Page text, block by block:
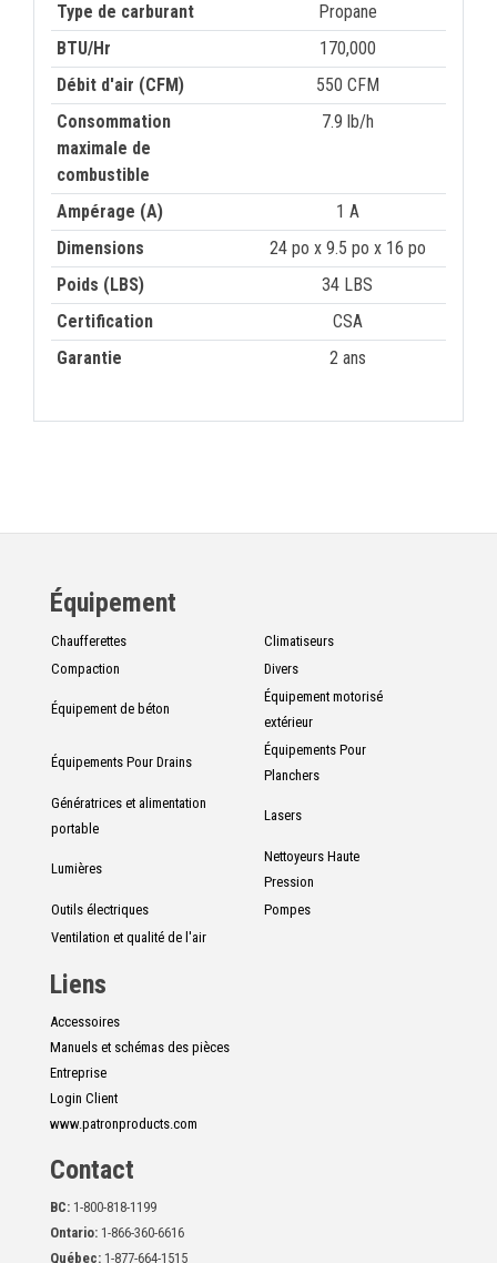
Type de carburant
Propane
BTU/Hr
170,000
Débit d'air (CFM)
550 CFM
Consommation
maximale de
combustible
7.9 lb/h
Ampérage (A)
1 A
Dimensions
24 po x 9.5 po x 16 po
Poids (LBS)
34 LBS
Certification
CSA
Garantie
2 ans
Équipement
Chaufferettes
Climatiseurs
Compaction
Divers
Équipement de béton
Équipement motorisé
extérieur
Équipements Pour Drains
Équipements Pour
Planchers
Génératrices et alimentation
portable
Lasers
Lumières
Nettoyeurs Haute
Pression
Outils électriques
Pompes
Ventilation et qualité de l'air
Liens
Accessoires
Manuels et schémas des pièces
Entreprise
Login Client
www.patronproducts.com
Contact
BC: 1-800-818-1199
Ontario: 1-866-360-6616
Québec: 1-877-664-1515